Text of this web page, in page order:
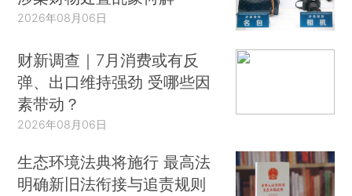
2026年08月06日
财新调查｜7月消费或有反
弹、出口维持强劲 受哪些因
素带动？
2026年08月06日
生态环境法典将施行 最高法
明确新旧法衔接与追责规则